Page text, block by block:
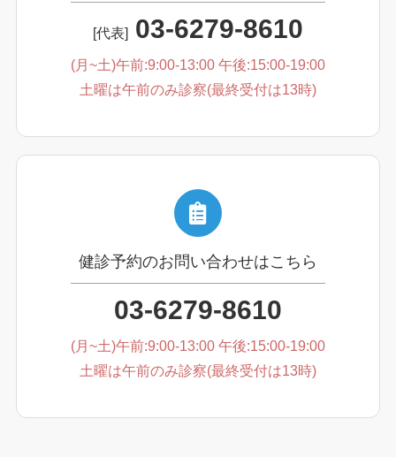
[代表] 03-6279-8610
(月~土)午前:9:00-13:00 午後:15:00-19:00
土曜は午前のみ診察(最終受付は13時)
健診予約のお問い合わせはこちら
03-6279-8610
(月~土)午前:9:00-13:00 午後:15:00-19:00
土曜は午前のみ診察(最終受付は13時)